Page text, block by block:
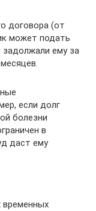
договора (от
может подать
задолжали ему за
если долг
болезни
в
даст ему